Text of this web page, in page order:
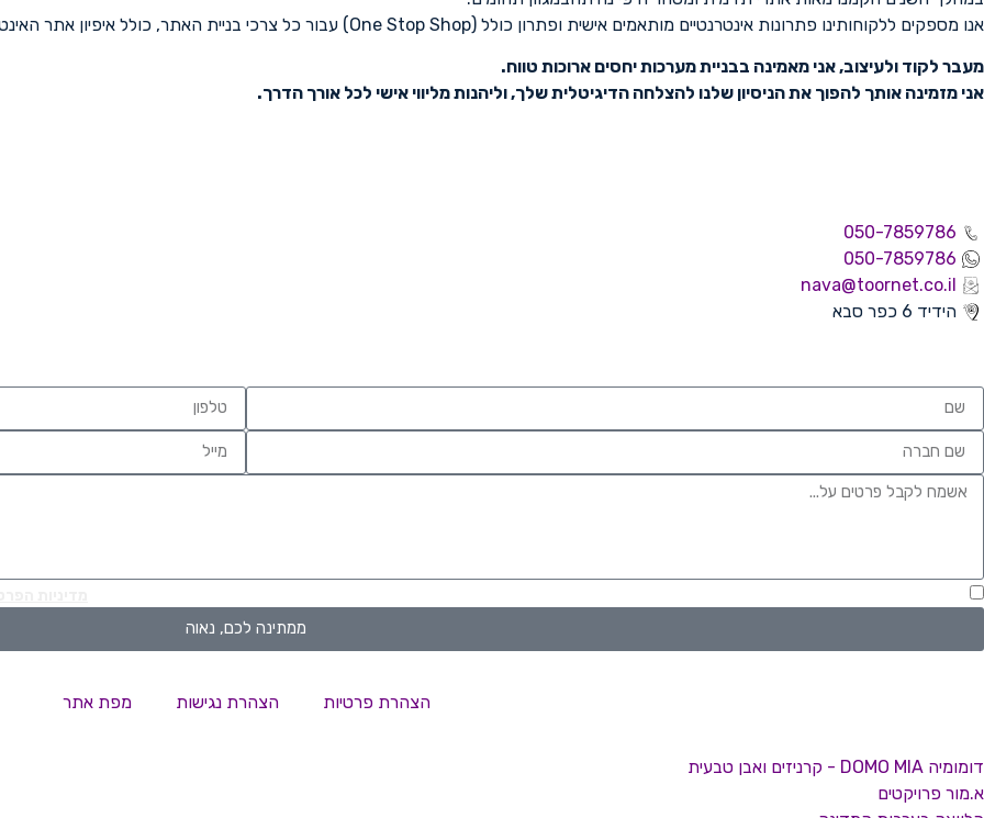
אנו מספקים ללקוחותינו פתרונות אינטרנטיים מותאמים אישית ופתרון כולל (One Stop Shop) עבור כל צרכי בניית האתר, כולל איפיון אתר האינטרנט, עיצוב והקמה, אחסון האתר, דומיינים, תחזוקת האתרים ועוד.
מעבר לקוד ולעיצוב, אני מאמינה בבניית מערכות יחסים ארוכות טווח.
אני מזמינה אותך להפוך את הניסיון שלנו להצלחה הדיגיטלית שלך, וליהנות מליווי אישי לכל אורך הדרך.
050-7859786
050-7859786
nava@toornet.co.il
הידיד 6 כפר סבא
ממתינה לכם, נאוה
הצהרת פרטיות הצהרת נגישות מפת אתר
דומומיה DOMO MIA - קרניזים ואבן טבעית
א.מור פרויקטים